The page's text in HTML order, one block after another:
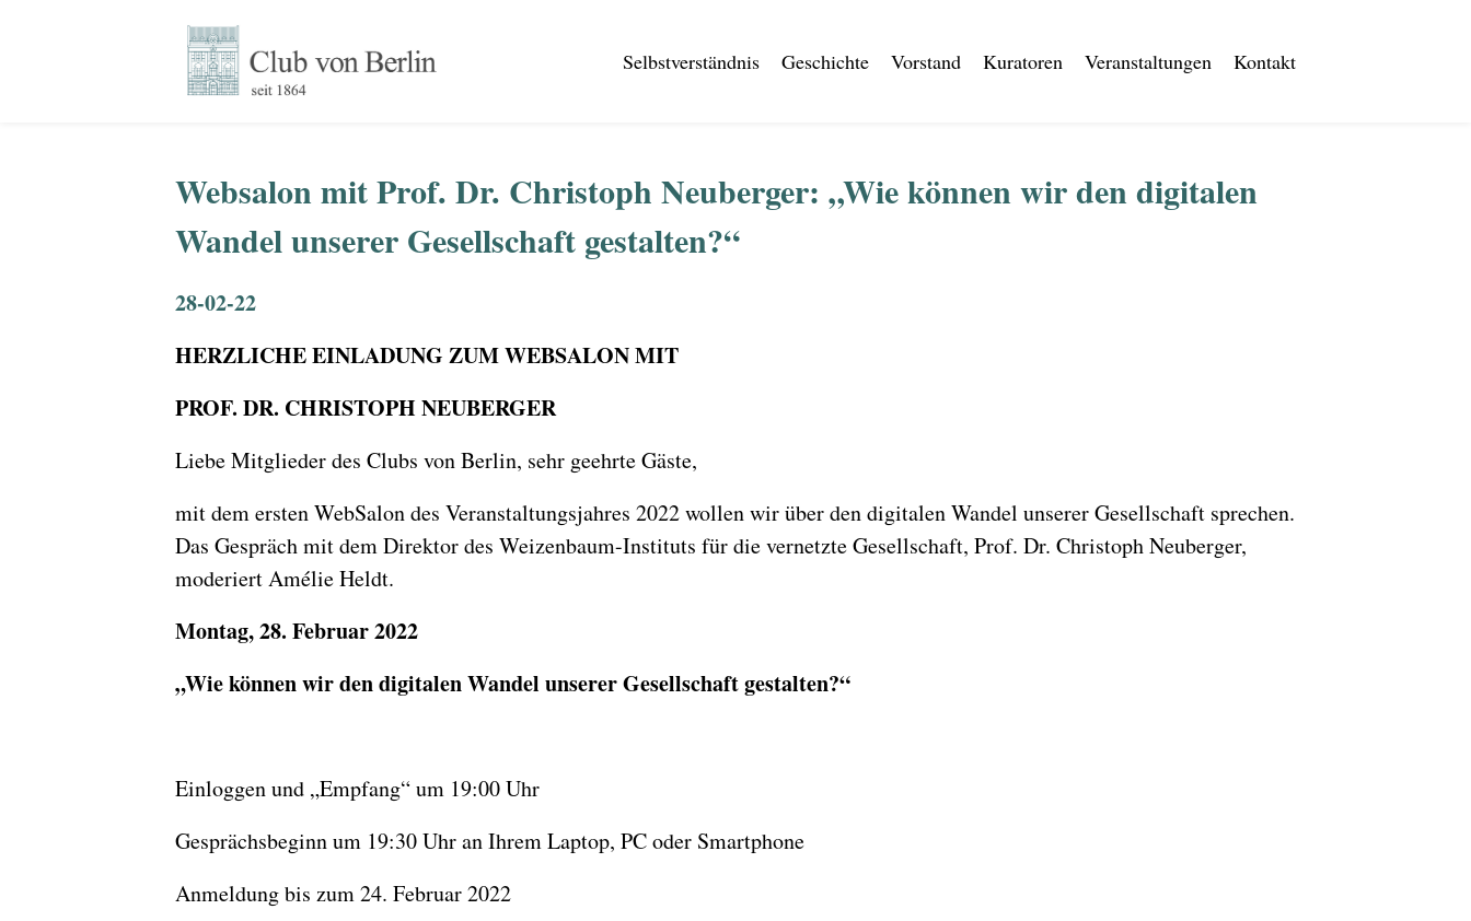
Selbstverständnis Geschichte Vorstand Kuratoren Veranstaltungen Kontakt
Websalon mit Prof. Dr. Christoph Neuberger: „Wie können wir den digitalen
Wandel unserer Gesellschaft gestalten?“
28-02-22
HERZLICHE EINLADUNG ZUM WEBSALON MIT
PROF. DR. CHRISTOPH NEUBERGER
Liebe Mitglieder des Clubs von Berlin, sehr geehrte Gäste,
mit dem ersten WebSalon des Veranstaltungsjahres 2022 wollen wir über den digitalen Wandel unserer Gesellschaft sprechen.
Das Gespräch mit dem Direktor des Weizenbaum-Instituts für die vernetzte Gesellschaft, Prof. Dr. Christoph Neuberger,
moderiert Amélie Heldt.
Montag, 28. Februar 2022
„Wie können wir den digitalen Wandel unserer Gesellschaft gestalten?“
Einloggen und „Empfang“ um 19:00 Uhr
Gesprächsbeginn um 19:30 Uhr an Ihrem Laptop, PC oder Smartphone
Anmeldung bis zum 24. Februar 2022